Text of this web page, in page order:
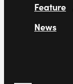
Feature
News